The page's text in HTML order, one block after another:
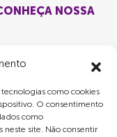
tecnologias como cookies
O consentimento
como
neste site. Não consentir
NOSSA